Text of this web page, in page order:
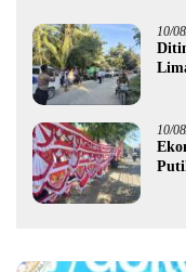
10/
10/